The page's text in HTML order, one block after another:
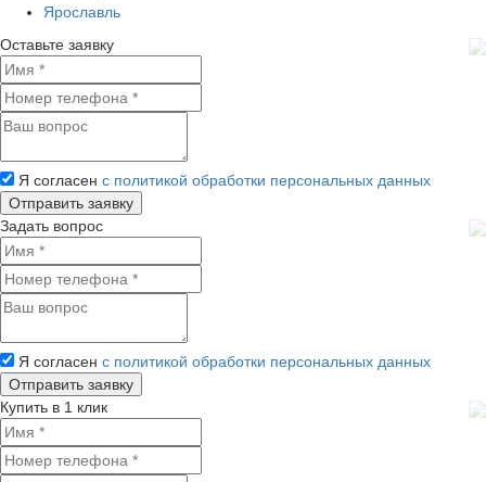
Ярославль
Оставьте заявку
Я согласен с политикой обработки персональных данных
Задать вопрос
Я согласен с политикой обработки персональных данных
Купить в 1 клик